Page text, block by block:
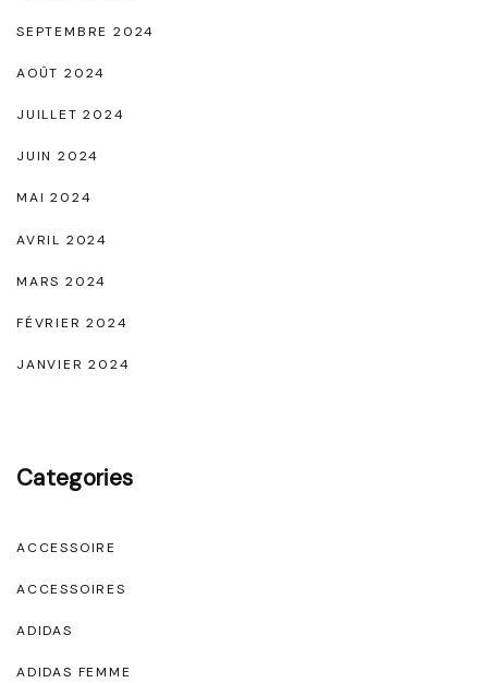
SEPTEMBRE 2024
AOÛT 2024
JUILLET 2024
JUIN 2024
MAI 2024
AVRIL 2024
MARS 2024
FÉVRIER 2024
JANVIER 2024
Categories
ACCESSOIRE
ACCESSOIRES
ADIDAS
ADIDAS FEMME